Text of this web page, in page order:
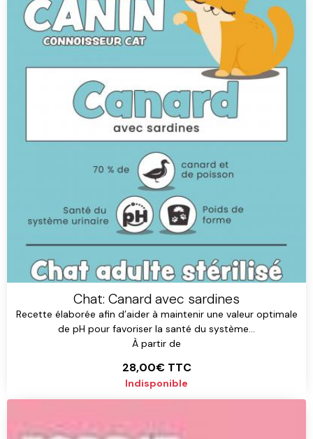
Chat: Canard avec sardines
Recette élaborée afin d’aider à maintenir une valeur optimale
de pH pour favoriser la santé du système...
À partir de
28,00€ TTC
Indisponible